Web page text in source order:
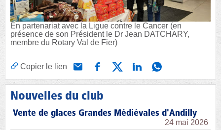
En partenariat avec la Ligue contre le Cancer (en
présence de son Président le Dr Jean DATCHARY,
membre du Rotary Val de Fier)
Copier le lien
Nouvelles du club
Vente de glaces Grandes Médiévales d'Andilly
24 mai 2026